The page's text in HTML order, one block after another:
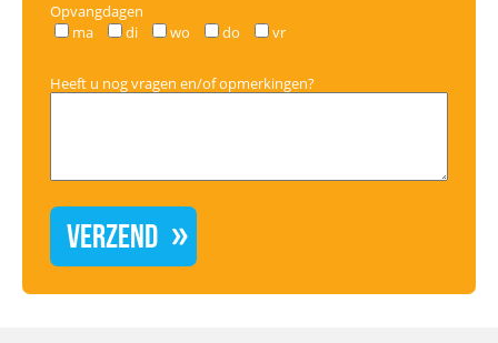
Opvangdagen
ma
di wo do vr
Heeft u nog vragen en/of opmerkingen?